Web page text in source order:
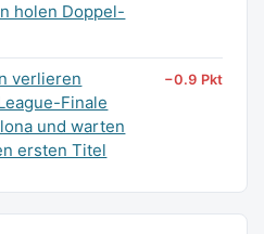
holen Doppel-
verlieren
Finale
und warten
ersten Titel
−0.9 Pkt